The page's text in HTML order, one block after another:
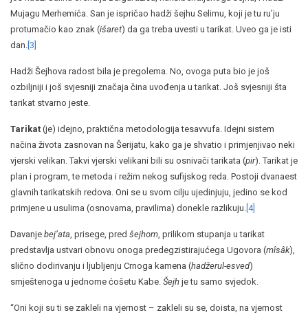
Mujagu Merhemića. San je ispričao hadži šejhu Selimu, koji je tu ru’ju
protumačio kao znak (išaret) da ga treba uvesti u tarikat. Uveo ga je isti
dan. [3]
Hadži Šejhova radost bila je pregolema. No, ovoga puta bio je još
ozbiljniji i još svjesniji značaja čina uvođenja u tarikat. Još svjesniji šta
tarikat stvarno jeste.
Tarikat (je) idejno, praktična metodologija tesavvufa. Idejni sistem
načina života zasnovan na Šerijatu, kako ga je shvatio i primjenjivao neki
vjerski velikan. Takvi vjerski velikani bili su osnivači tarikata (pir). Tarikat je
plan i program, te metoda i režim nekog sufijskog reda. Postoji dvanaest
glavnih tarikatskih redova. Oni se u svom cilju ujedinjuju, jedino se kod
primjene u usulima (osnovama, pravilima) donekle razlikuju. [4]
Davanje bej’ata , prisege, pred šejhom , prilikom stupanja u tarikat
predstavlja ustvari obnovu onoga predegzistirajućega Ugovora (mîsâk),
slično dodirivanju i ljubljenju Crnoga kamena (hadžerul-esved)
smještenoga u jednome ćošetu Kabe. Šejh je tu samo svjedok.
“Oni koji su ti se zakleli na vjernost – zakleli su se, doista, na vjernost